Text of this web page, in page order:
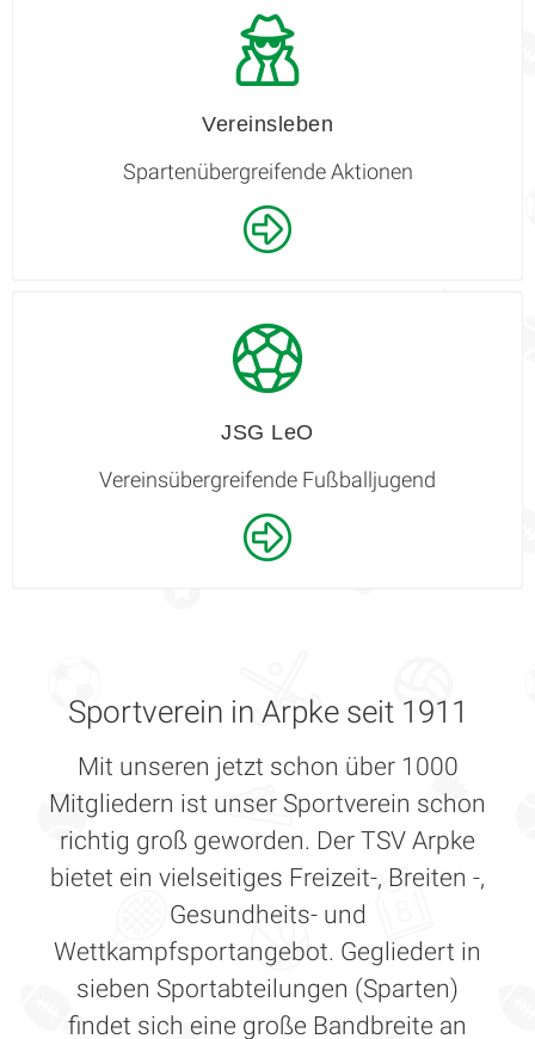
Vereinsleben
Spartenübergreifende Aktionen
JSG LeO
Vereinsübergreifende Fußballjugend
Sportverein in Arpke seit 1911
Mit unseren jetzt schon über 1000
Mitgliedern ist unser Sportverein schon
richtig groß geworden. Der TSV Arpke
bietet ein vielseitiges Freizeit-, Breiten -,
Gesundheits- und
Wettkampfsportangebot. Gegliedert in
sieben Sportabteilungen (Sparten)
findet sich eine große Bandbreite an